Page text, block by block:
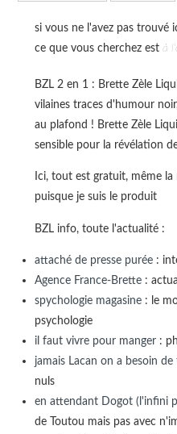
si vous ne l'avez pas trouvé
ce que vous cherchez est à
BZL 2 en 1 : Brette Zèle
vilaines traces d'humour
au plafond ! Brette Zèle
sensible pour la révélation
Ici, tout est gratuit, même
puisque je suis le produit
BZL info, toute l'actualité :
attaché de presse purée:
Agence France-Brette:
spychologie magasine: le
psychologie
il faut vivre pour manger:
jamais Lacan on a besoin de
nuls
en attendant Dogot (l'infini
de Toutou mais pas avec